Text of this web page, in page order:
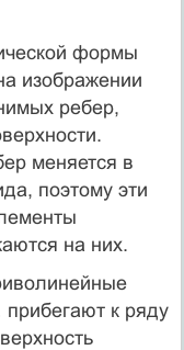
формы
изображении
ребер,
меняется в
поэтому эти
на них.
к ряду